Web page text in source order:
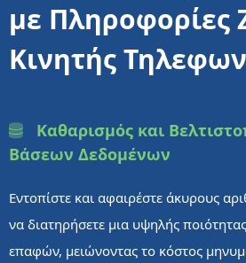
με Πληροφορίες
Κινητής
Καθαρισμός και
Βάσεων Δεδομένων
Εντοπίστε και αφαιρέστε άκυρους
να διατηρήσετε μια υψηλής
επαφών, μειώνοντας το κόστος